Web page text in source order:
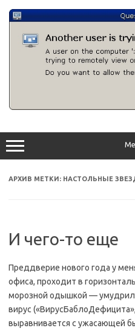
содержимому
АРХИВ МЕТКИ: НАСТОЛЬНЫЕ
И чего-то еще
Преддверие нового года у
офиса, проходит в
морозной одышкой —
вирус
выравнивается с ужасающей